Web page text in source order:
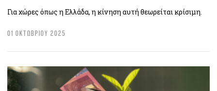
Για χώρες όπως η Ελλάδα, η κίνηση αυτή θεωρείται κρίσιμη.
01 ΟΚΤΩΒΡΙΟΥ 2025